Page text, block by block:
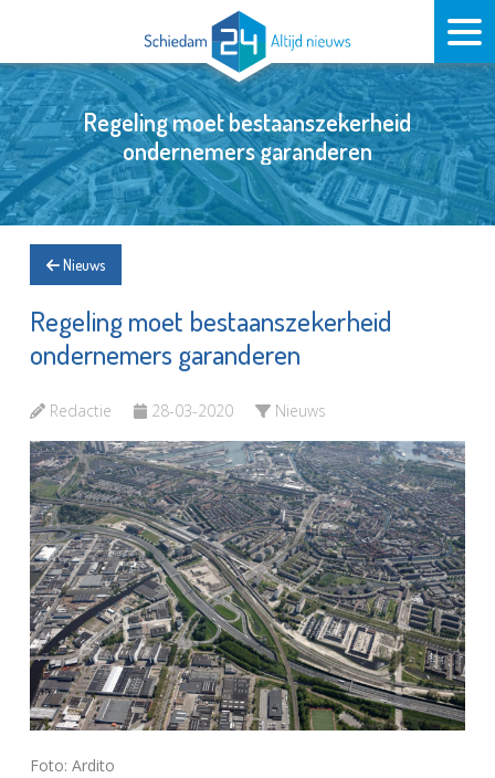
Regeling moet bestaanszekerheid
ondernemers garanderen
Nieuws
Regeling moet bestaanszekerheid
ondernemers garanderen
Redactie 28-03-2020 Nieuws
Foto: Ardito